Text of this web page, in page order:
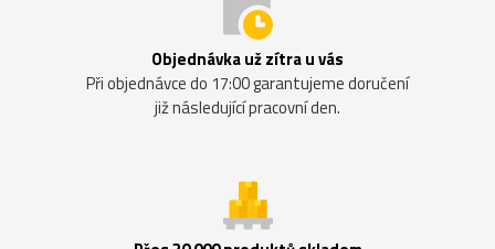
Objednávka už zítra u vás
Při objednávce do 17:00 garantujeme doručení
již následující pracovní den.